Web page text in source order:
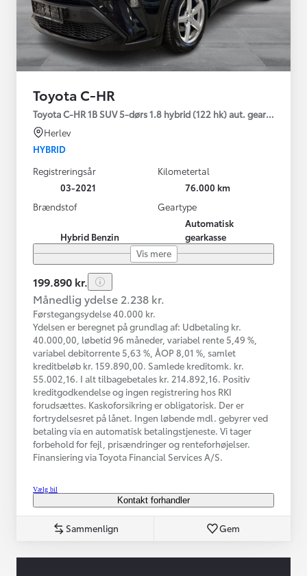
Toyota C-HR
Toyota C-HR 1B SUV 5-dørs 1.8 hybrid (122 hk) aut. gear C-LUB -
Herlev
HYBRID
Registreringsår
03-2021
Kilometertal
76.000 km
Brændstof
Hybrid Benzin
Geartype
Automatisk
gearkasse
Vis mere
199.890 kr.
Månedlig ydelse 2.238 kr.
Førstegangsydelse 40.000 kr.
Ydelsen er beregnet på grundlag af: Udbetaling kr.
40.000,00, løbetid 96 måneder, variabel rente 5,49 %,
variabel debitorrente 5,63 %, ÅOP 8,01 %, samlet
kreditbeløb kr. 159.890,00. Samlede kreditomk. kr.
55.002,16. I alt tilbagebetales kr. 214.892,16. Positiv
kreditgodkendelse og ingen registrering hos RKI
forudsættes. Kaskoforsikring er obligatorisk. Der er
fortrydelsesret på lånet. Ingen løbende mdl. gebyrer ved
betaling via en automatisk betalingstjeneste. Vi tager
forbehold for fejl, prisændringer og renteforhøjelser.
Finansiering via Toyota Financial Services A/S.
Vælg bil
Kontakt forhandler
Sammenlign Gem